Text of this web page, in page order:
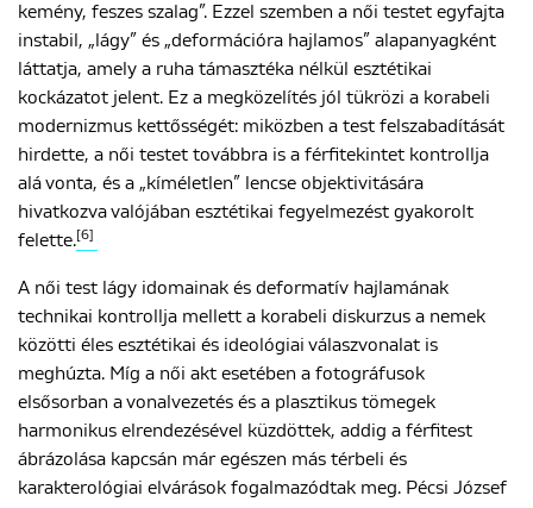
kemény, feszes szalag”. Ezzel szemben a női testet egyfajta
instabil, „lágy” és „deformációra hajlamos” alapanyagként
láttatja, amely a ruha támasztéka nélkül esztétikai
kockázatot jelent. Ez a megközelítés jól tükrözi a korabeli
modernizmus kettősségét: miközben a test felszabadítását
hirdette, a női testet továbbra is a férfitekintet kontrollja
alá vonta, és a „kíméletlen” lencse objektivitására
hivatkozva valójában esztétikai fegyelmezést gyakorolt
felette. [6]
A női test lágy idomainak és deformatív hajlamának
technikai kontrollja mellett a korabeli diskurzus a nemek
közötti éles esztétikai és ideológiai válaszvonalat is
meghúzta. Míg a női akt esetében a fotográfusok
elsősorban a vonalvezetés és a plasztikus tömegek
harmonikus elrendezésével küzdöttek, addig a férfitest
ábrázolása kapcsán már egészen más térbeli és
karakterológiai elvárások fogalmazódtak meg. Pécsi József